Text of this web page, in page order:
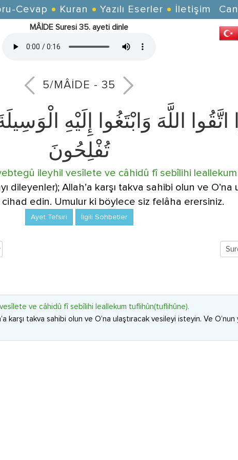
Cevap Kuran Yazılı Eserler İletişim
MÂİDE Suresi 35. ayeti dinle
5/MÂİDE - 35
اتَّقُوا اللَّهَ وَابْتَغُوا إِلَيْهِ
تُفْلِحُونَ
ileyhil vesîlete ve câhidû fî sebîlihi
dileyenler); Allah’a karşı takva sahibi olun ve
cihad edin. Umulur ki böylece siz felâha erersiniz.
Ayet Tefsiri İlgili Sohbetler
ve câhidû fî sebîlihi leallekum tuflihûn(tuflihûne).
karşı takva sahibi olun ve O’na ulaştıracak vesileyi isteyin. Ve